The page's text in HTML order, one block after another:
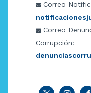
Correo
Correo
Corrupción: